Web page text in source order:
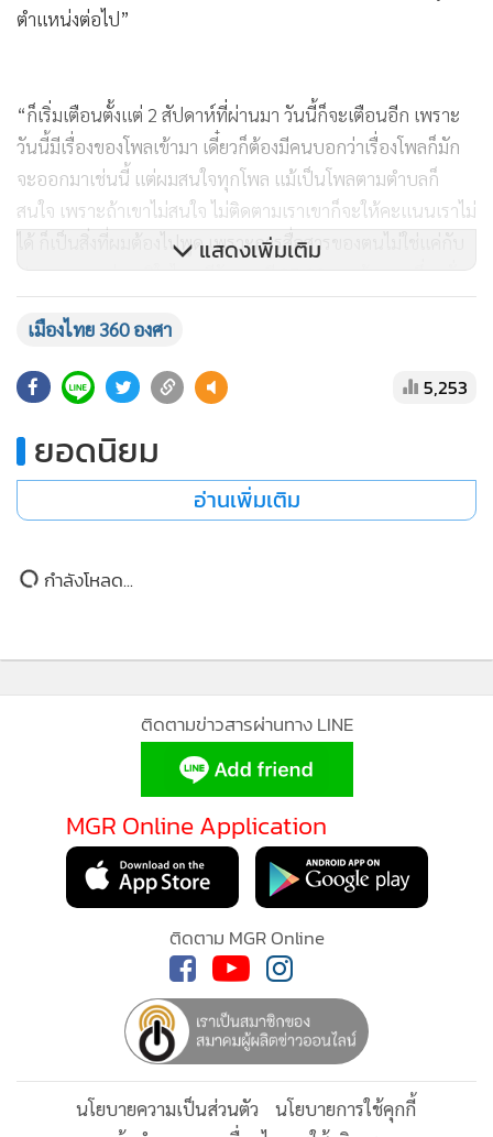
รัฐมนตรี (ครม.) ก็ต้องมานั่งคุยกัน แต่ครม.ชุดนี้ เพิ่งทำงานมา 2
เป็นสมบัติผลัดกันชม ต้องอธิบายเขาได้ว่า ทำไมถึงไม่ควรอยู่ใน
ตำแหน่งต่อไป”
“ก็เริ่มเตือนตั้งแต่ 2 สัปดาห์ที่ผ่านมา วันนี้ก็จะเตือนอีก เพราะ
วันนี้มีเรื่องของโพลเข้ามา เดี๋ยวก็ต้องมีคนบอกว่าเรื่องโพลก็มัก
จะออกมาเช่นนี้ แต่ผมสนใจทุกโพล แม้เป็นโพลตามตำบลก็
สนใจ เพราะถ้าเขาไม่สนใจ ไม่ติดตามเราเขาก็จะให้คะแนนเราไม่
ได้ ก็เป็นสิ่งที่ผมต้องไปพูด เพราะการสื่อสารของตนไม่ใช่แค่กับ
ประชาชน อย่างภูมิใจไทย มีรัฐมนตรี 27-28 คน ถ้าคนหนึ่งหมั่น
สื่อสาร ก็ได้ 28 ข่าวแล้ว บางทีทำไมรัฐมนตรีไม่มีข่าวสื่อสารออก
ไป แต่มาสื่อสารกับผมอย่างเดียว ทุกคนทำงานหมด แต่ไม่สื่อสาร
ออกไป เราก็ต้องให้เขาปรับปรุงตัวตรงนี้” นายกรัฐมนตรี กล่าว
ถึงการเตือนรัฐมนตรีที่โลกลืม และย้ำว่า ใช้เวลาไม่นานในการ
การประชุมคณะรัฐมนตรี นายกรัฐมนตรีเรียกรัฐมนตรีทั้งในส่วน
ตึกไทยฯ อาทิ นายพิพัฒน์ รัชกิจประการ รองนายกรัฐมนตรีและ
รมว.คมนาคม นายเอกนิติ นิติทัณฑ์ประภาศ รองนายกรัฐมนตรี
และรมว.คลัง นางศุภจี สุธรรมพันธุ์ รองนายกรัฐมนตรีและ
รมว.พาณิชย์ นายยศชนัน วงศ์สวัสดิ์ รองนายกรัฐมนตรีและ
รมว.การอุดมศึกษา วิทยาศาสตร์ วิจัยและนวัตกรรม นายจุลพันธ์
อมรวิวัฒน์ รมว.แรงงาน นายวราวุธ ศิลปอาชา รมว.อุตสาหกรรม
น.ส.ซาบีดา ไทยเศรษฐ์ รมว.วัฒนธรรม นายสุรศักดิ์ พันธ์เจริญว
รกุล รมว.การท่องเที่ยวและกีฬา นายเอกนัฏ พร้อมพันธุ์
รมว.พลังงาน นายวรศิษฎ์ เลียงประสิทธิ์ รมช.มหาดไทย นายพล
พีร์ สุวรรณฉวี รมช.มหาดไทย น.ส.แนน บุณย์ธิดา สมชัย รมช.
ดิจิทัลเพื่อเศรษฐกิจและสังคม นายภราดร ปริศนานันทกุล
รัฐมนตรีประจำสำนักนายกรัฐมนตรี น.ส.ศุภมาส อิสรภักดี
รัฐมนตรีประจำ สำนักนายกรัฐมนตรี
แสดงเพิ่มเติม
เมืองไทย 360 องศา
5,253
ยอดนิยม
ติดตามข่าวสารผ่านทาง LINE
MGR Online Application
ติดตาม MGR Online